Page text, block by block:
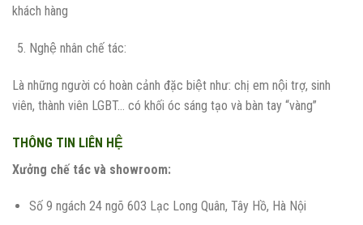
khách hàng
Nghệ nhân chế tác:
Là những người có hoàn cảnh đặc biệt như: chị em nội trợ, sinh
viên, thành viên LGBT… có khối óc sáng tạo và bàn tay “vàng”
THÔNG TIN LIÊN HỆ
Xưởng chế tác và showroom:
Số 9 ngách 24 ngõ 603 Lạc Long Quân, Tây Hồ, Hà Nội